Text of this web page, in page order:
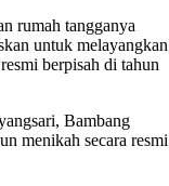
rumah tangganya
untuk melayangkan
berpisah di tahun
Bambang
menikah secara resmi